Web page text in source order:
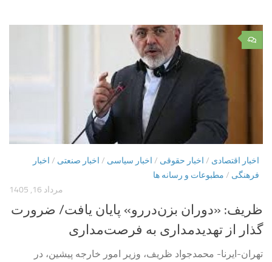
۰
اخبار اقتصادی / اخبار حقوقی / اخبار سیاسی / اخبار صنعتی / اخبار
فرهنگی / مطبوعات و رسانه ها
مرداد 16, 1405
ظریف: «دوران بزن‌دررو» پایان یافت/ ضرورت
گذار از تهدیدمداری به فرصت‌مداری
تهران-ایرنا- محمدجواد ظریف، وزیر امور خارجه پیشین، در